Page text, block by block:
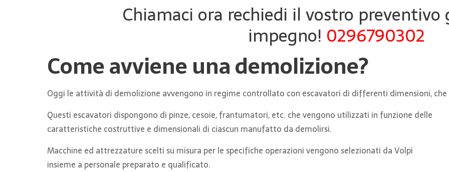
Chiamaci ora rechiedi il vostro preventivo
impegno! 0296790302
Come avviene una demolizione?
Oggi le attività di demolizione avvengono in regime controllato con escavatori di differenti dimensioni,
Questi escavatori dispongono di pinze, cesoie, frantumatori, etc. che vengono utilizzati in funzione delle
caratteristiche costruttive e dimensionali di ciascun manufatto da demolirsi.
Macchine ed attrezzature scelti su misura per le specifiche operazioni vengono selezionati da Volpi
insieme a personale preparato e qualificato.